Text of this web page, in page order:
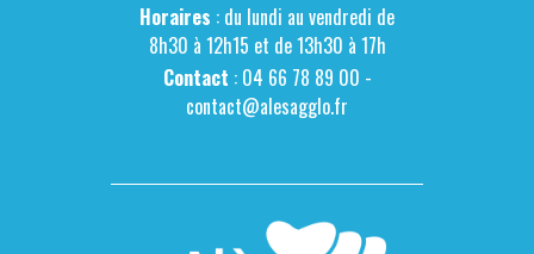
Horaires : du lundi au vendredi de
8h30 à 12h15 et de 13h30 à 17h
Contact : 04 66 78 89 00 -
contact@alesagglo.fr